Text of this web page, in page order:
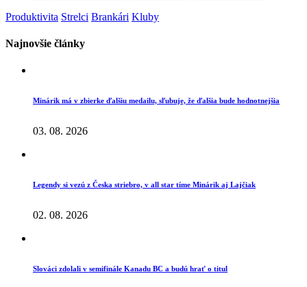
Produktivita Strelci Brankári Kluby
Najnovšie články
Minárik má v zbierke ďalšiu medailu, sľubuje, že ďalšia bude hodnotnejšia
03. 08. 2026
Legendy si vezú z Česka striebro, v all star tíme Minárik aj Lajčiak
02. 08. 2026
Slováci zdolali v semifinále Kanadu BC a budú hrať o titul